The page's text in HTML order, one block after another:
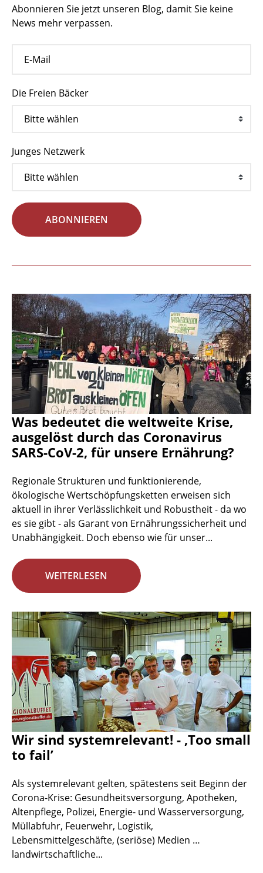
Abonnieren Sie jetzt unseren Blog, damit Sie keine
News mehr verpassen.
Die Freien Bäcker
Junges Netzwerk
ABONNIEREN
Was bedeutet die weltweite Krise,
ausgelöst durch das Coronavirus
SARS-CoV-2, für unsere Ernährung?
Regionale Strukturen und funktionierende,
ökologische Wertschöpfungsketten erweisen sich
aktuell in ihrer Verlässlichkeit und Robustheit - da wo
es sie gibt - als Garant von Ernährungssicherheit und
Unabhängigkeit. Doch ebenso wie für unser...
WEITERLESEN
Wir sind systemrelevant! - ‚Too small
to fail’
Als systemrelevant gelten, spätestens seit Beginn der
Corona-Krise: Gesundheitsversorgung, Apotheken,
Altenpflege, Polizei, Energie- und Wasserversorgung,
Müllabfuhr, Feuerwehr, Logistik,
Lebensmittelgeschäfte, (seriöse) Medien …
landwirtschaftliche...